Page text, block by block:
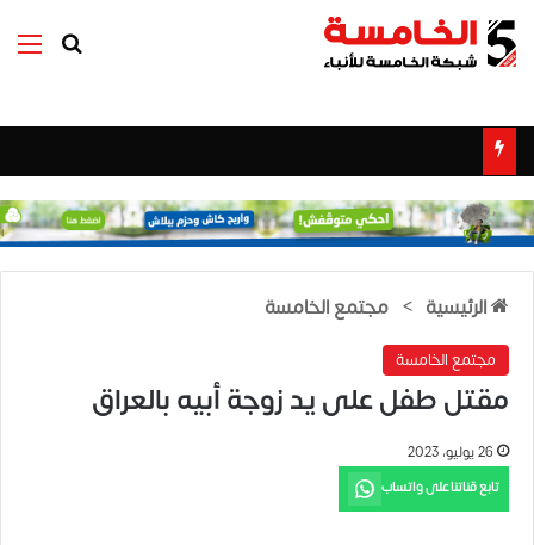
بحث عن
الرئيسية > مجتمع الخامسة
مجتمع الخامسة
مقتل طفل على يد زوجة أبيه بالعراق
26 يوليو، 2023
تابع قناتنا على واتساب